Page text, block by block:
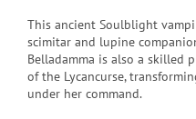
This ancient Soulblight
scimitar and lupine
Belladamma is also a skilled
of the Lycancurse,
under her command.